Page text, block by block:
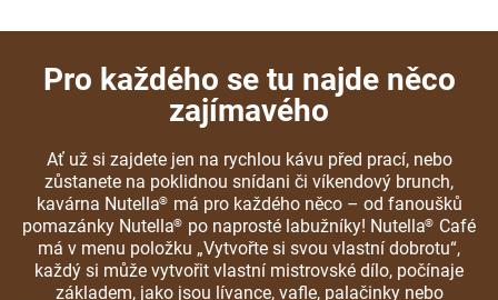
Pro každého se tu najde něco
zajímavého
Ať už si zajdete jen na rychlou kávu před prací, nebo
zůstanete na poklidnou snídani či víkendový brunch,
kavárna Nutella® má pro každého něco – od fanoušků
pomazánky Nutella® po naprosté labužníky! Nutella® Café
má v menu položku „Vytvořte si svou vlastní dobrotu“,
každý si může vytvořit vlastní mistrovské dílo, počínaje
základem, jako jsou lívance, vafle, palačinky nebo